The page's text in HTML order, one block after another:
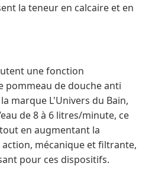
la teneur en calcaire et en
une fonction
pommeau de douche anti
marque L'Univers du Bain,
de 8 à 6 litres/minute, ce
en augmentant la
mécanique et filtrante,
pour ces dispositifs.